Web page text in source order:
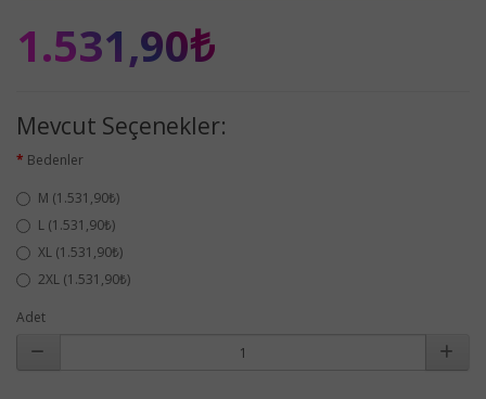
1.531,90₺
Mevcut Seçenekler:
Bedenler
M (1.531,90₺)
L (1.531,90₺)
XL (1.531,90₺)
2XL (1.531,90₺)
Adet